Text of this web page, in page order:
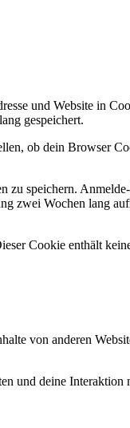
und Website in
gespeichert.
ob dein Browser
speichern.
zwei Wochen lang
Cookie enthält
von anderen
und deine